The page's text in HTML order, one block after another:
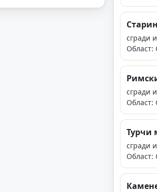
сгради
Област:
сгради
Област:
Турчи
сгради
Област: